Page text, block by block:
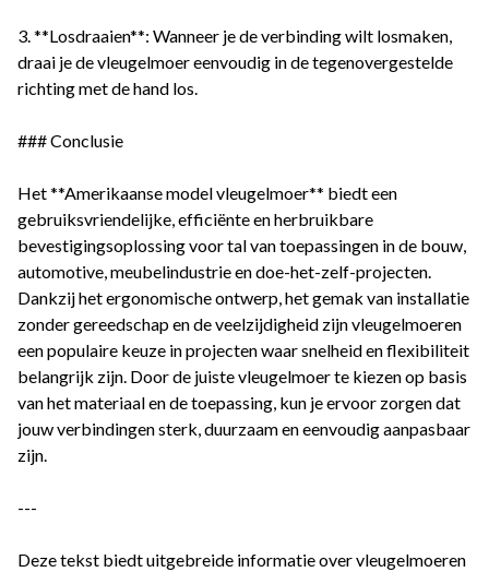
3. **Losdraaien**: Wanneer je de verbinding wilt losmaken,
draai je de vleugelmoer eenvoudig in de tegenovergestelde
richting met de hand los.
### Conclusie
Het **Amerikaanse model vleugelmoer** biedt een
gebruiksvriendelijke, efficiënte en herbruikbare
bevestigingsoplossing voor tal van toepassingen in de bouw,
automotive, meubelindustrie en doe-het-zelf-projecten.
Dankzij het ergonomische ontwerp, het gemak van installatie
zonder gereedschap en de veelzijdigheid zijn vleugelmoeren
een populaire keuze in projecten waar snelheid en flexibiliteit
belangrijk zijn. Door de juiste vleugelmoer te kiezen op basis
van het materiaal en de toepassing, kun je ervoor zorgen dat
jouw verbindingen sterk, duurzaam en eenvoudig aanpasbaar
zijn.
---
Deze tekst biedt uitgebreide informatie over vleugelmoeren